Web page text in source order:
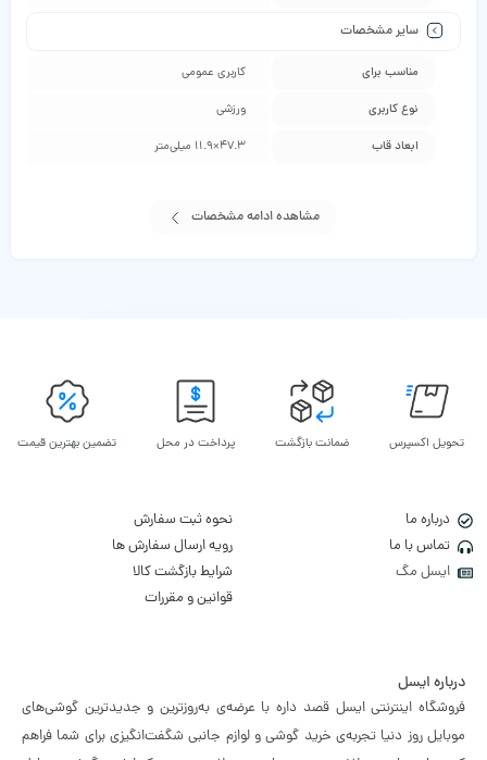
سایر مشخصات
مناسب برای کاربری عمومی
نوع کاربری ورزشی
ابعاد قاب 47.3×11.9 میلی‌متر
مشاهده ادامه مشخصات
تحویل اکسپرس ضمانت بازگشت پرداخت در محل تضمین بهترین قیمت
درباره ما
تماس با ما
ایسل مگ
نحوه ثبت سفارش
رویه ارسال سفارش ها
شرایط بازگشت کالا
قوانین و مقررات
درباره ایسل
فروشگاه اینترنتی ایسل قصد داره با عرضه‌ی به‌روزترین و جدیدترین گوشی‌های
موبایل روز دنیا تجربه‌ی خرید گوشی و لوازم جانبی شگفت‌انگیزی برای شما فراهم